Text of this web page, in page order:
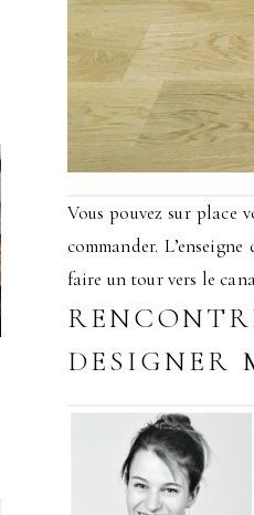
Vous pouvez sur place
commander.
faire un tour vers le
DESIGNER